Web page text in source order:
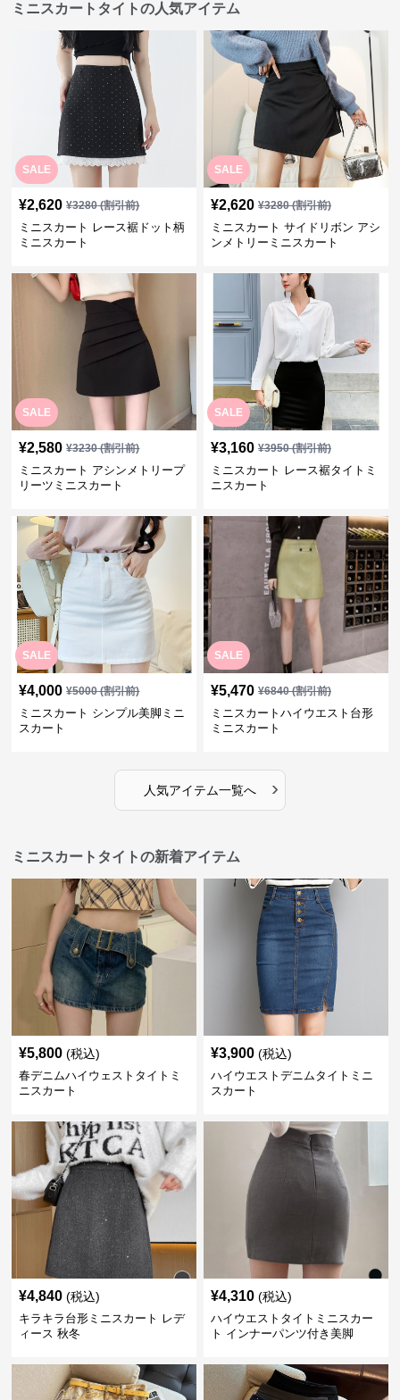
ミニスカートタイトの人気アイテム
SALE
¥2,620 ¥3280(割引前)
ミニスカート レース裾ドット柄
ミニスカート
SALE
¥2,620 ¥3280(割引前)
ミニスカート サイドリボン アシ
ンメトリーミニスカート
SALE
¥2,580 ¥3230(割引前)
ミニスカート アシンメトリープ
リーツミニスカート
SALE
¥3,160 ¥3950(割引前)
ミニスカート レース裾タイトミ
ニスカート
SALE
¥4,000 ¥5000(割引前)
ミニスカート シンプル美脚ミニ
スカート
SALE
¥5,470 ¥6840(割引前)
ミニスカートハイウエスト台形
ミニスカート
人気アイテム一覧へ ›
ミニスカートタイトの新着アイテム
¥5,800 (税込)
春デニムハイウェストタイトミ
ニスカート
¥3,900 (税込)
ハイウエストデニムタイトミニ
スカート
¥4,840 (税込)
キラキラ台形ミニスカート レデ
ィース 秋冬
¥4,310 (税込)
ハイウエストタイトミニスカー
ト インナーパンツ付き美脚